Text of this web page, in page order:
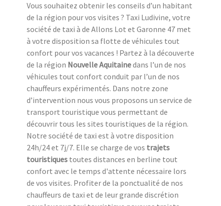
Vous souhaitez obtenir les conseils d’un habitant
de la région pour vos visites ? Taxi Ludivine, votre
société de taxi à de Allons Lot et Garonne 47 met
à votre disposition sa flotte de véhicules tout
confort pour vos vacances ! Partez à la découverte
de la région Nouvelle Aquitainedans l’un de nos
véhicules tout confort conduit par l’un de nos
chauffeurs expérimentés. Dans notre zone
d’intervention nous vous proposons un service de
transport touristique vous permettant de
découvrir tous les sites touristiques de la région.
Notre société de taxi est à votre disposition
24h/24 et 7j/7. Elle se charge de vos trajets
touristiques toutes distances en berline tout
confort avec le temps d'attente nécessaire lors
de vos visites. Profiter de la ponctualité de nos
chauffeurs de taxi et de leur grande discrétion